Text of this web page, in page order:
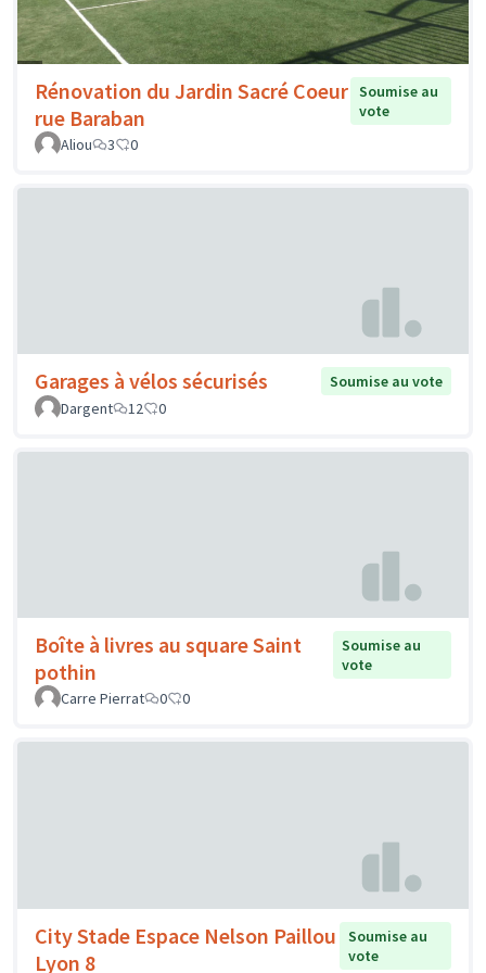
Rénovation du Jardin Sacré Coeur
rue Baraban
Soumise au
vote
Aliou
3 0
Garages à vélos sécurisés
Soumise au vote
Dargent
12 0
Boîte à livres au square Saint
pothin
Soumise au
vote
Carre Pierrat
0 0
City Stade Espace Nelson Paillou
Lyon 8
Soumise au
vote